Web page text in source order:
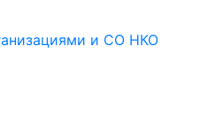
и СО НКО